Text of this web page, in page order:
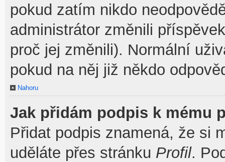
pokud zatím nikdo
administrátor změnili
proč jej změnili). Normální
pokud na něj již někdo
Nahoru
Jak přidám podpis k mému
Přidat podpis znamená, že si
uděláte přes stránku Profil.